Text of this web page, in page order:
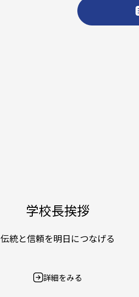
学校長挨拶
伝統と信頼を明日につなげる
詳細をみる